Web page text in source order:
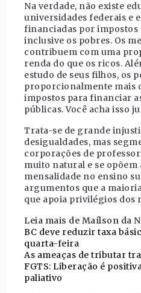
Na verdade, não existe
universidades federais e
financiadas por impostos
inclusive os pobres. Os
contribuem com uma
renda do que os ricos.
estudo de seus filhos, os
proporcionalmente mais
impostos para financiar
públicas. Você acha isso
Trata-se de grande
desigualdades, mas
corporações de
muito natural e se opõem
mensalidade no ensino
argumentos que a
que apoia privilégios dos
Leia mais de Maílson da
BC deve reduzir taxa
quarta-feira
As ameaças de tributar
FGTS: Liberação é
paliativo